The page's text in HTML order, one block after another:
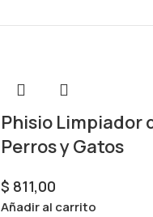
Phisio Limpiador
Perros y Gatos
$ 811,00
Añadir al carrito